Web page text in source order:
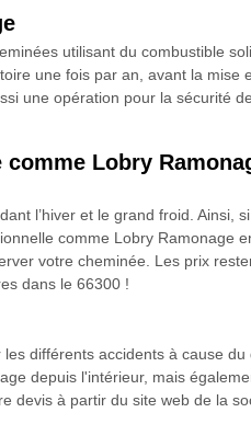
utilisant du combustible
une fois par an, avant la mise
une opération pour la sécurité
Lobry
l’hiver et le grand froid. Ainsi,
comme Lobry Ramonage
votre cheminée. Les prix
dans le 66300 !
différents accidents à cause du
depuis l'intérieur, mais
devis à partir du site web de la